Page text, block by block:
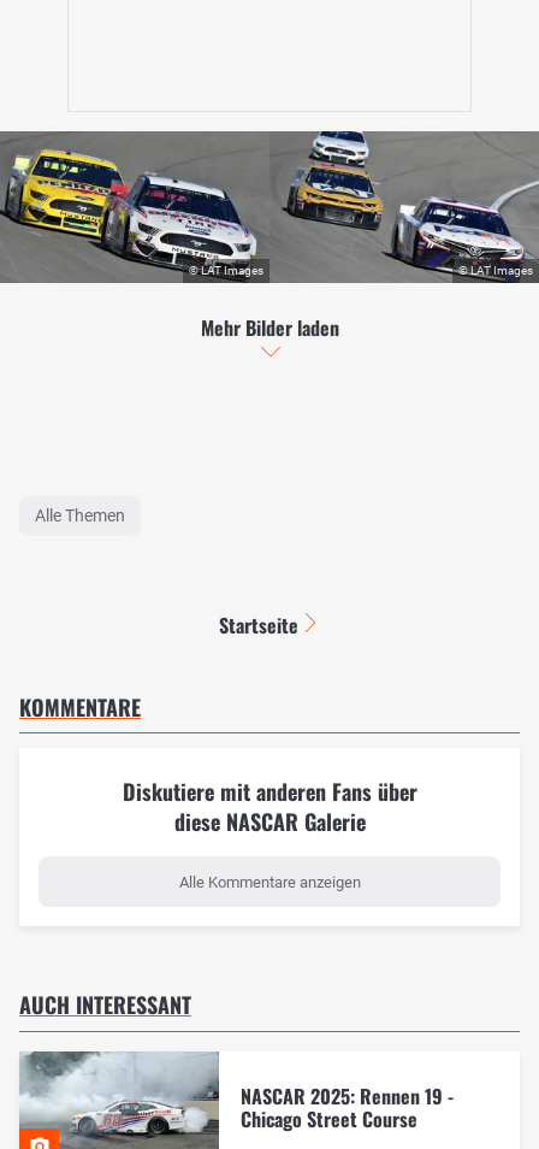
Mehr Bilder laden
Alle Themen
Startseite
KOMMENTARE
Diskutiere mit anderen Fans über
diese NASCAR Galerie
Alle Kommentare anzeigen
AUCH INTERESSANT
NASCAR 2025: Rennen 19 -
Chicago Street Course